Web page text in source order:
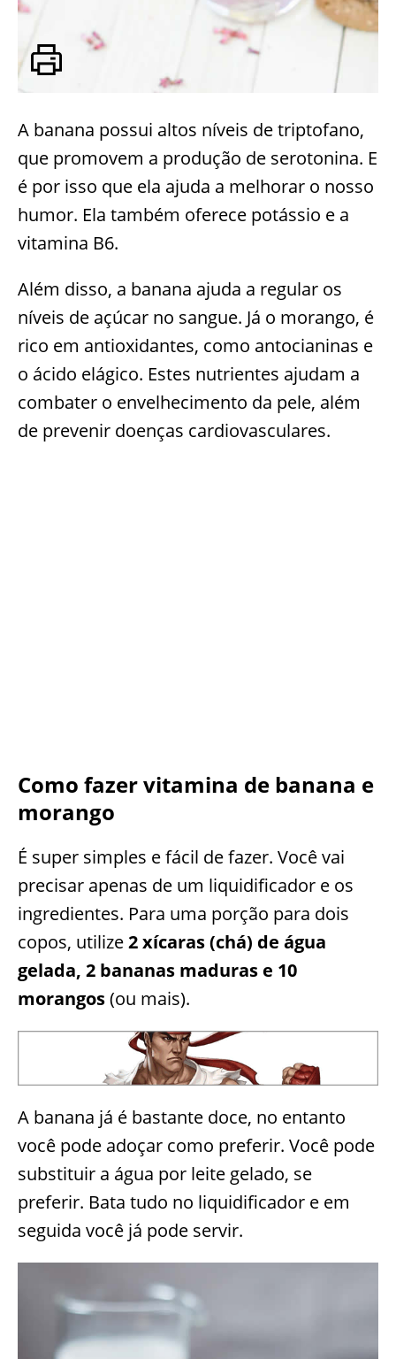
A banana possui altos níveis de triptofano,
que promovem a produção de serotonina. E
é por isso que ela ajuda a melhorar o nosso
humor. Ela também oferece potássio e a
vitamina B6.
Além disso, a banana ajuda a regular os
níveis de açúcar no sangue. Já o morango, é
rico em antioxidantes, como antocianinas e
o ácido elágico. Estes nutrientes ajudam a
combater o envelhecimento da pele, além
de prevenir doenças cardiovasculares.
Como fazer vitamina de banana e
morango
É super simples e fácil de fazer. Você vai
precisar apenas de um liquidificador e os
ingredientes. Para uma porção para dois
copos, utilize2 xícaras (chá) de água
gelada, 2 bananas maduras e 10
morangos(ou mais).
A banana já é bastante doce, no entanto
você pode adoçar como preferir. Você pode
substituir a água por leite gelado, se
preferir. Bata tudo no liquidificador e em
seguida você já pode servir.